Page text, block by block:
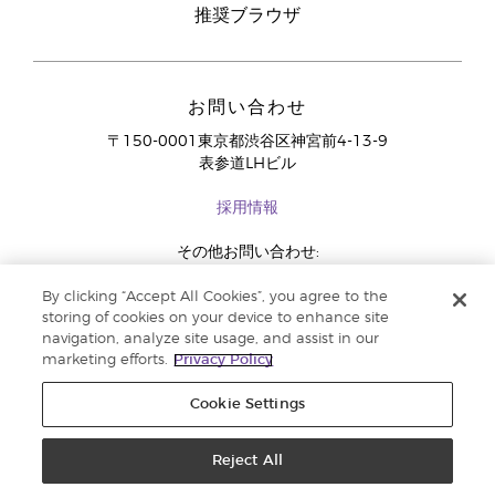
推奨ブラウザ
お問い合わせ
〒150-0001東京都渋谷区神宮前4-13-9
表参道LHビル
採用情報
その他お問い合わせ:
By clicking “Accept All Cookies”, you agree to the
storing of cookies on your device to enhance site
navigation, analyze site usage, and assist in our
marketing efforts.
Privacy Policy
Cookie Settings
Reject All